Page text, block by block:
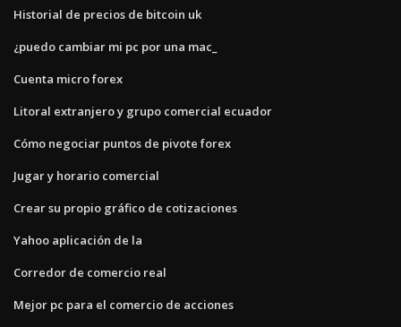
Historial de precios de bitcoin uk
¿puedo cambiar mi pc por una mac_
Cuenta micro forex
Litoral extranjero y grupo comercial ecuador
Cómo negociar puntos de pivote forex
Jugar y horario comercial
Crear su propio gráfico de cotizaciones
Yahoo aplicación de la
Corredor de comercio real
Mejor pc para el comercio de acciones